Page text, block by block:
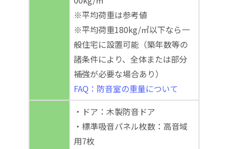
※平均荷重は参考値
※平均荷重180kg/㎡以下なら一
般住宅に設置可能（築年数等の
諸条件により、全体または部分
補強が必要な場合あり）
FAQ：防音室の重量について
・ドア：木製防音ドア
・標準吸音パネル枚数：高音域
用7枚